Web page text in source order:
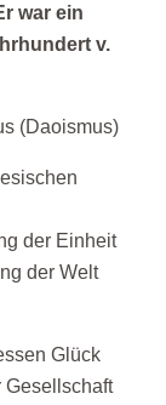
war ein
v.
(Daoismus)
der Einheit
der Welt
Glück
Gesellschaft